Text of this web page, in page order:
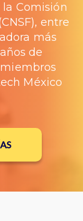
Comisión
entre
más
de
México